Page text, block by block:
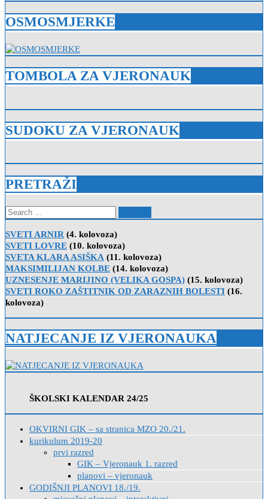
OSMOSMJERKE
TOMBOLA ZA VJERONAUK
SUDOKU ZA VJERONAUK
PRETRAŽI
Search
for:
SVETI ARNIR (4. kolovoza)
SVETI LOVRE (10. kolovoza)
SVETA KLARA ASIŠKA (11. kolovoza)
MAKSIMILIJAN KOLBE (14. kolovoza)
UZNESENJE MARIJINO (VELIKA GOSPA) (15. kolovoza)
SVETI ROKO ZAŠTITNIK OD ZARAZNIH BOLESTI (16.
kolovoza)
NATJECANJE IZ VJERONAUKA
ŠKOLSKI KALENDAR 24/25
OKVIRNI GIK – sa stranica MZO 20./21.
kurikulum 2019-20
prvi razred
GIK – Vjeronauk 1. razred
planovi – vjeronauk
GODIŠNJI PLANOVI 18./19.